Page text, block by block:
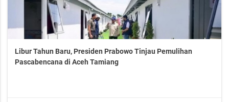
Libur Tahun Baru, Presiden Prabowo Tinjau Pemulihan
Pascabencana di Aceh Tamiang